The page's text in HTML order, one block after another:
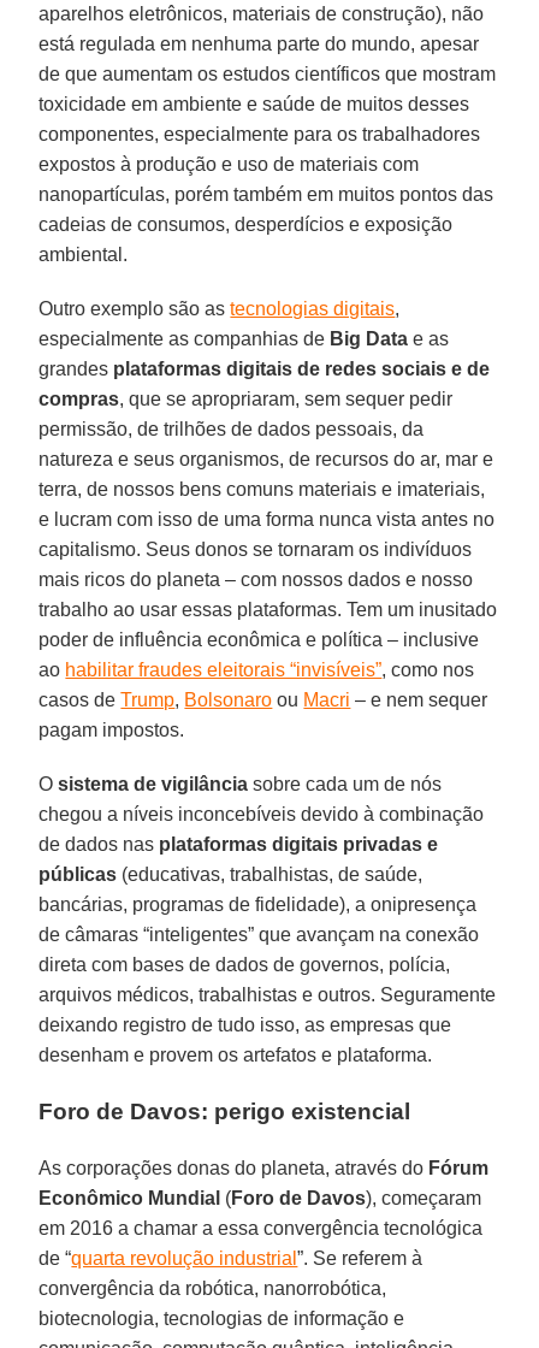
aparelhos eletrônicos, materiais de construção), não
está regulada em nenhuma parte do mundo, apesar
de que aumentam os estudos científicos que mostram
toxicidade em ambiente e saúde de muitos desses
componentes, especialmente para os trabalhadores
expostos à produção e uso de materiais com
nanopartículas, porém também em muitos pontos das
cadeias de consumos, desperdícios e exposição
ambiental.
Outro exemplo são astecnologias digitais,
especialmente as companhias de Big Data e as
grandes plataformas digitais de redes sociais e de
compras, que se apropriaram, sem sequer pedir
permissão, de trilhões de dados pessoais, da
natureza e seus organismos, de recursos do ar, mar e
terra, de nossos bens comuns materiais e imateriais,
e lucram com isso de uma forma nunca vista antes no
capitalismo. Seus donos se tornaram os indivíduos
mais ricos do planeta – com nossos dados e nosso
trabalho ao usar essas plataformas. Tem um inusitado
poder de influência econômica e política – inclusive
ao habilitar fraudes eleitorais “invisíveis”, como nos
casos deTrump, Bolsonaro ou Macri – e nem sequer
pagam impostos.
Osistema de vigilância sobre cada um de nós
chegou a níveis inconcebíveis devido à combinação
de dados nas plataformas digitais privadas e
públicas (educativas, trabalhistas, de saúde,
bancárias, programas de fidelidade), a onipresença
de câmaras “inteligentes” que avançam na conexão
direta com bases de dados de governos, polícia,
arquivos médicos, trabalhistas e outros. Seguramente
deixando registro de tudo isso, as empresas que
desenham e provem os artefatos e plataforma.
Foro de Davos: perigo existencial
As corporações donas do planeta, através do Fórum
Econômico Mundial (Foro de Davos), começaram
em 2016 a chamar a essa convergência tecnológica
de “quarta revolução industrial”. Se referem à
convergência da robótica, nanorrobótica,
biotecnologia, tecnologias de informação e